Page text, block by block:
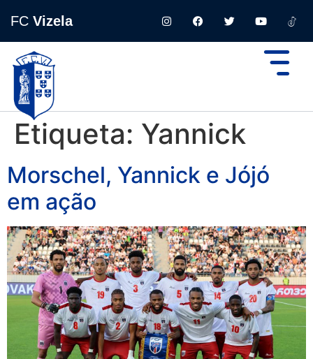
FC Vizela
Etiqueta: Yannick
Morschel, Yannick e Jójó
em ação